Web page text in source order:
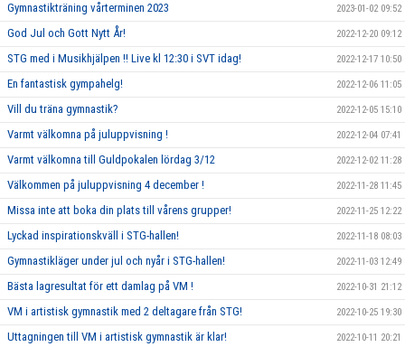
Gymnastikträning vårterminen 2023 2023-01-02 09:52
God Jul och Gott Nytt År! 2022-12-20 09:12
STG med i Musikhjälpen !! Live kl 12:30 i SVT idag! 2022-12-17 10:50
En fantastisk gympahelg! 2022-12-06 11:05
Vill du träna gymnastik? 2022-12-05 15:10
Varmt välkomna på juluppvisning ! 2022-12-04 07:41
Varmt välkomna till Guldpokalen lördag 3/12 2022-12-02 11:28
Välkommen på juluppvisning 4 december ! 2022-11-28 11:45
Missa inte att boka din plats till vårens grupper! 2022-11-25 12:22
Lyckad inspirationskväll i STG-hallen! 2022-11-18 08:03
Gymnastikläger under jul och nyår i STG-hallen! 2022-11-03 12:49
Bästa lagresultat för ett damlag på VM ! 2022-10-31 21:12
VM i artistisk gymnastik med 2 deltagare från STG! 2022-10-25 19:30
Uttagningen till VM i artistisk gymnastik är klar! 2022-10-11 20:21